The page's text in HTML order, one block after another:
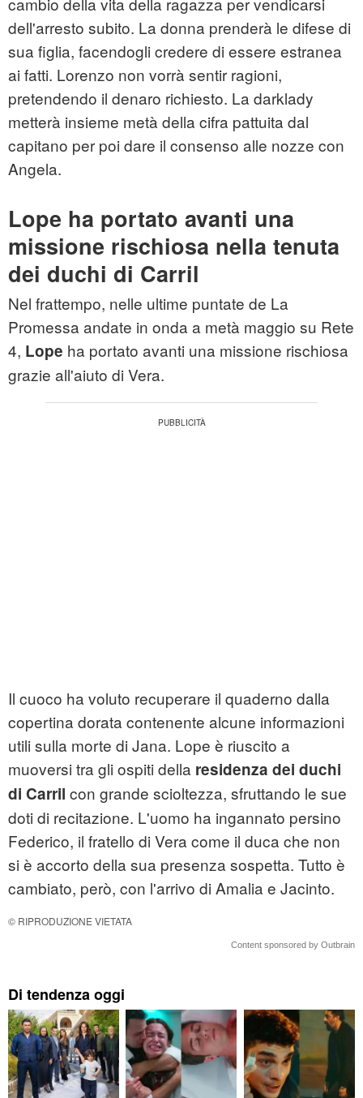
dell'arresto subito. La donna prenderà le difese di
sua figlia, facendogli credere di essere estranea
ai fatti. Lorenzo non vorrà sentir ragioni,
pretendendo il denaro richiesto. La darklady
metterà insieme metà della cifra pattuita dal
capitano per poi dare il consenso alle nozze con
Angela.
Lope ha portato avanti una
missione rischiosa nella tenuta
dei duchi di Carril
Nel frattempo, nelle ultime puntate de La
Promessa andate in onda a metà maggio su Rete
4, Lope ha portato avanti una missione rischiosa
grazie all'aiuto di Vera.
Il cuoco ha voluto recuperare il quaderno dalla
copertina dorata contenente alcune informazioni
utili sulla morte di Jana. Lope è riuscito a
muoversi tra gli ospiti della residenza dei duchi
di Carril con grande scioltezza, sfruttando le sue
doti di recitazione. L'uomo ha ingannato persino
Federico, il fratello di Vera come il duca che non
si è accorto della sua presenza sospetta. Tutto è
cambiato, però, con l'arrivo di Amalia e Jacinto.
© RIPRODUZIONE VIETATA
Content sponsored by Outbrain
Di tendenza oggi